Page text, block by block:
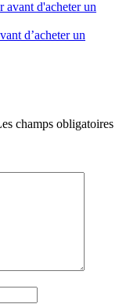
champs obligatoires